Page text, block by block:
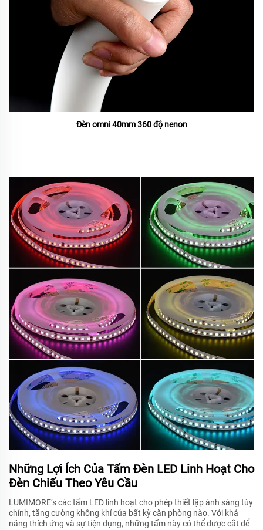
Đèn omni 40mm 360 độ nenon
Những Lợi Ích Của Tấm Đèn LED Linh Hoạt Cho
Đèn Chiếu Theo Yêu Cầu
LUMIMORE’s các tấm LED linh hoạt cho phép thiết lập ánh sáng tùy
chỉnh, tăng cường không khí của bất kỳ căn phòng nào. Với khả
năng thích ứng và sự tiện dụng, những tấm này có thể được cắt để